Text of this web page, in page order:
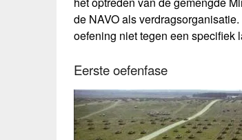
de NAVO als
oefening niet tegen een specifiek
Eerste oefenfase